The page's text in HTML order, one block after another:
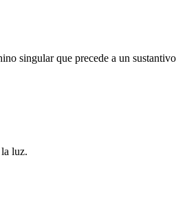
singular que precede a un sustantivo
luz.